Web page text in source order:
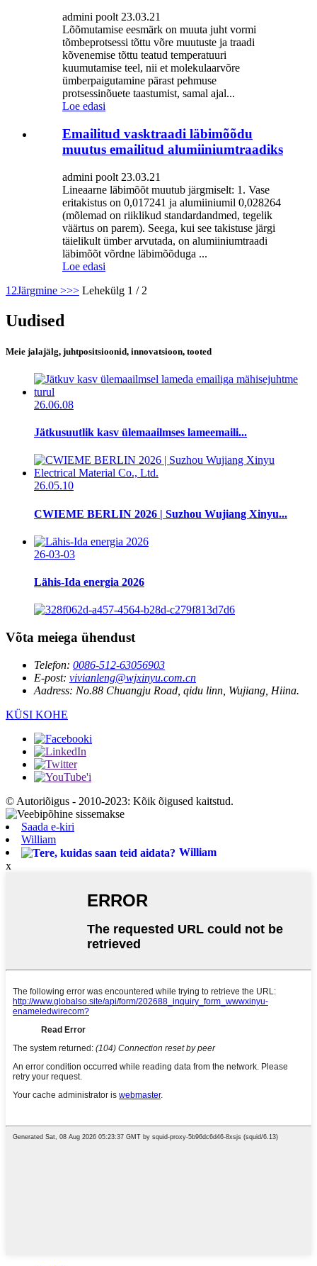
admini poolt 23.03.21
Lõõmutamise eesmärk on muuta juht vormi
tõmbeprotsessi tõttu võre muutuste ja traadi
kõvenemise tõttu teatud temperatuuri
kuumutamise teel, nii et molekulaarvõre
ümberpaigutamine pärast pehmuse
protsessinõuete taastumist, samal ajal...
Loe edasi
Emailitud vasktraadi läbimõõdu
muutus emailitud alumiiniumtraadiks
admini poolt 23.03.21
Lineaarne läbimõõt muutub järgmiselt: 1. Vase
eritakistus on 0,017241 ja alumiiniumil 0,028264
(mõlemad on riiklikud standardandmed, tegelik
väärtus on parem). Seega, kui see takistuse järgi
täielikult ümber arvutada, on alumiiniumtraadi
läbimõõt võrdne läbimõõduga ...
Loe edasi
1 2Järgmine >>> Lehekülg 1 / 2
Uudised
Meie jalajälg, juhtpositsioonid, innovatsioon, tooted
26.06.08
Jätkusuutlik kasv ülemaailmses lameemaili...
26.05.10
CWIEME BERLIN 2026 | Suzhou Wujiang Xinyu...
26-03-03
Lähis-Ida energia 2026
Võta meiega ühendust
Telefon: 0086-512-63056903
E-post: vivianleng@wjxinyu.com.cn
Aadress: No.88 Chuangju Road, qidu linn, Wujiang, Hiina.
KÜSI KOHE
© Autoriõigus - 2010-2023: Kõik õigused kaitstud.
Saada e-kiri
William
William
x